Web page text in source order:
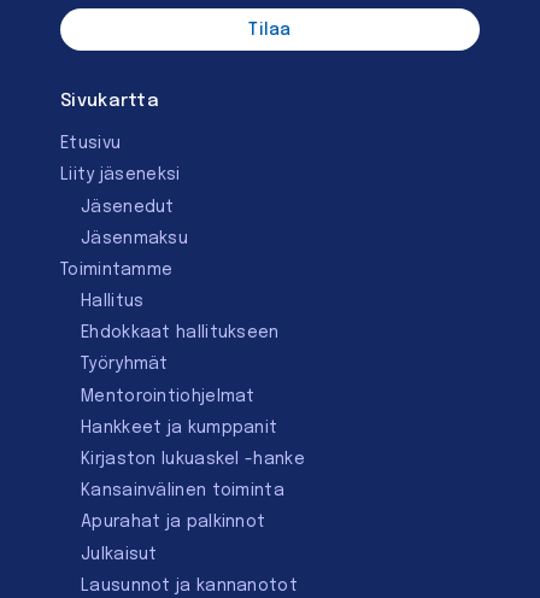
Sivukartta
Etusivu
Liity jäseneksi
Jäsenedut
Jäsenmaksu
Toimintamme
Hallitus
Ehdokkaat hallitukseen
Työryhmät
Mentorointi­ohjelmat
Hankkeet ja kumppanit
Kirjaston lukuaskel -hanke
Kansainvälinen toiminta
Apurahat ja palkinnot
Julkaisut
Lausunnot ja kannanotot